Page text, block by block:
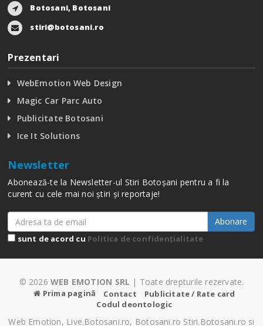
Botosani, Botosani
stiri@botosani.ro
Prezentari
WebEmotion Web Design
Magic Car Parc Auto
Publicitate Botosani
Ice It Solutions
Newsletter
Abonează-te la Newsletter-ul Stiri Botoșani pentru a fi la
curent cu cele mai noi știri și reportaje!
Abonare
sunt de acord cu Politica de confidențialitate
© 2026 WEB EMOTION SRL | Toate drepturile rezervate.
Prima pagină Contact
Publicitate / Rate card
Codul deontologic
Web Emotion, Live.Botosani.ro, Botosani.ro Stiri.Botosani.ro si